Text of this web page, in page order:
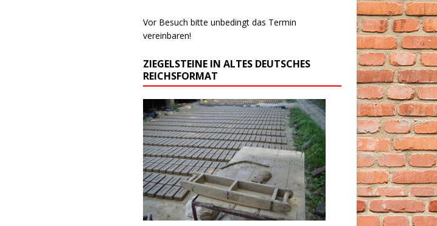
Vor Besuch bitte unbedingt das Termin
vereinbaren!
ZIEGELSTEINE IN ALTES DEUTSCHES
REICHSFORMAT